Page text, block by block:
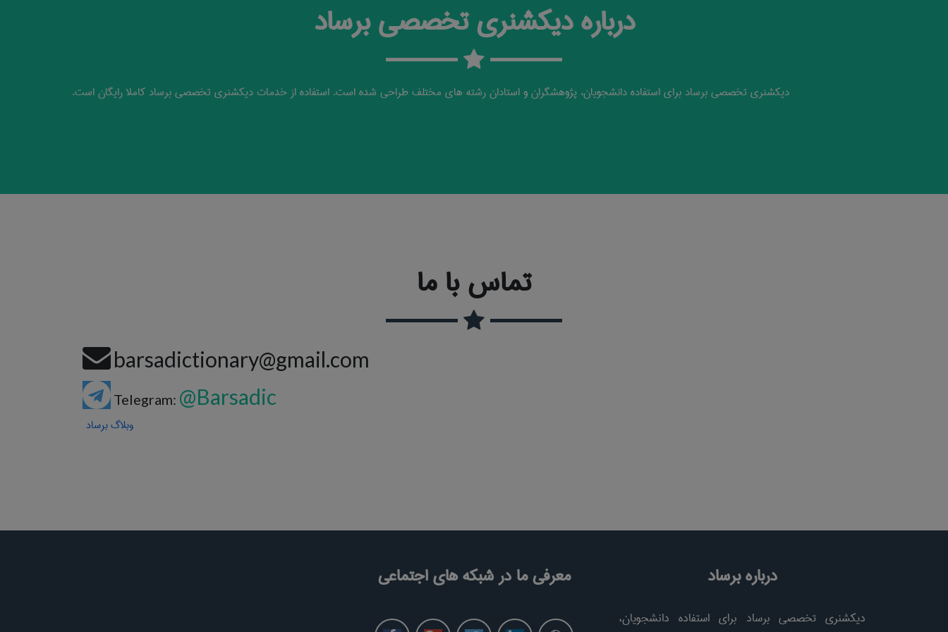
درباره دیکشنری تخصصی برساد
دیکشنری تخصصی برساد برای استفاده دانشجویان، پژوهشگران و استادان رشته های مختلف طراحی شده است. استفاده از خدمات دیکشنری تخصصی برساد کاملا رایگان است.
تماس با ما
barsadictionary@gmail.com
Telegram: @Barsadic
وبلاگ برساد
معرفی ما در شبکه های اجتماعی درباره برساد
دیکشنری تخصصی برساد برای استفاده دانشجویان،